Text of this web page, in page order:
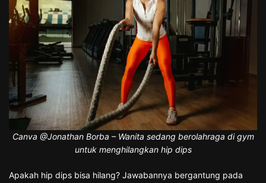
Canva @Jonathan Borba – Wanita sedang berolahraga di gym
untuk menghilangkan hip dips
Apakah hip dips bisa hilang? Jawabannya bergantung pada